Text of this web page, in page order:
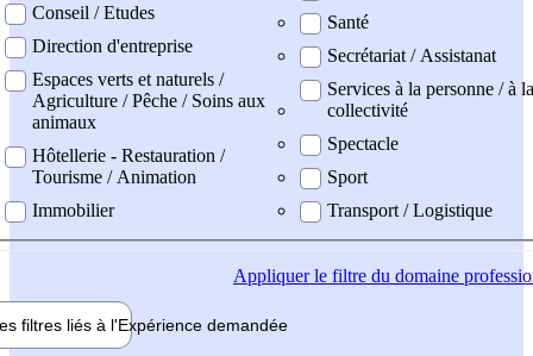
Conseil / Etudes
Direction d'entreprise
Espaces verts et naturels /
Agriculture / Pêche / Soins aux
animaux
Hôtellerie - Restauration /
Tourisme / Animation
Immobilier
Santé
Secrétariat / Assistanat
Services à la personne / à la
collectivité
Spectacle
Sport
Transport / Logistique
Appliquerle filtre du domaine
filtres liés à l'Expérience demandée